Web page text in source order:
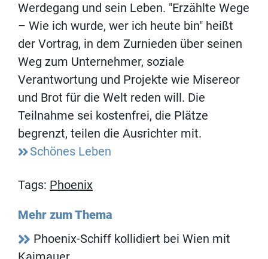
Werdegang und sein Leben. "Erzählte Wege
– Wie ich wurde, wer ich heute bin" heißt
der Vortrag, in dem Zurnieden über seinen
Weg zum Unternehmer, soziale
Verantwortung und Projekte wie Misereor
und Brot für die Welt reden will. Die
Teilnahme sei kostenfrei, die Plätze
begrenzt, teilen die Ausrichter mit.
Schönes Leben
Tags: Phoenix
Mehr zum Thema
Phoenix-Schiff kollidiert bei Wien mit